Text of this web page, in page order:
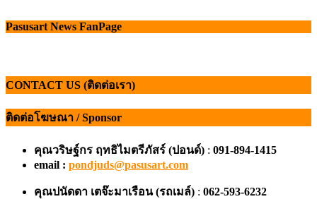
Pasusart News FanPage
CONTACT US (ติดต่อเรา)
ติดต่อโฆษณา / Sponsor
คุณวริษฐ์กร ฤทธิไมตรีภัสร์ (ปอนด์) : 091-894-1415
email : pondjuds@pasusart.com
คุณปนัดดา เตจ๊ะมาเรือน (รถเมล์) : 062-593-6232